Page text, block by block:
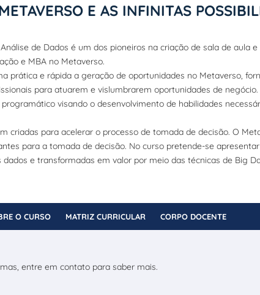
E AS INFINITAS
de Dados é um dos pioneiros na criação de sala de aula
e MBA no Metaverso.
prática e rápida a geração de oportunidades no Metaverso,
para atuarem e vislumbrarem oportunidades de negócio.
visando o desenvolvimento de habilidades
criadas para acelerar o processo de tomada de decisão. O
para a tomada de decisão. No curso pretende-se
e transformadas em valor por meio das técnicas de Big
O CURSO MATRIZ CURRICULAR CORPO DOCENTE
entre em contato para saber mais.